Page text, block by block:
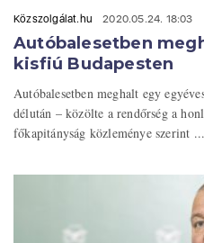
Közszolgálat.hu 2020.05.24. 18:03
Autóbalesetben
kisfiú Budapesten
Autóbalesetben meghalt egy
délután – közölte a rendőrség a
főkapitányság közleménye szerint ...